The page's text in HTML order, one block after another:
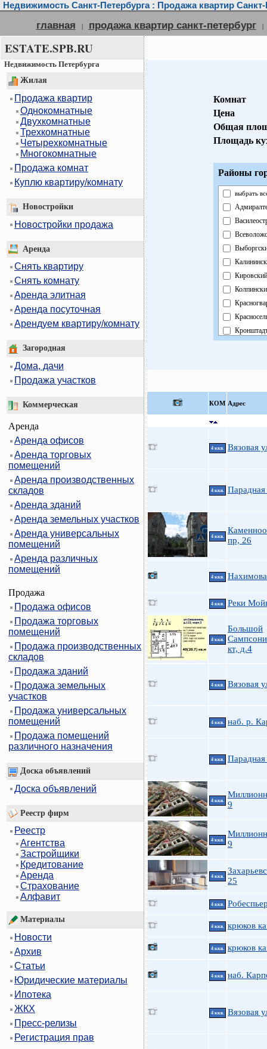
Недвижимость Санкт-Петербурга : Продажа квартир Санкт-
главная | продажа квартир санкт-петербург |
ESTATE.SPB.RU
Недвижимость Петербурга
Жилая
Продажа квартир
Однокомнатные
Двухкомнатные
Трехкомнатные
Четырехкомнатные
Многокомнатные
Продажа комнат
Куплю квартиру/комнату
Новостройки
Новостройки продажа
Аренда
Снять квартиру
Снять комнату
Аренда элитная
Аренда посуточная
Арендуем квартиру/комнату
Загородная
Дома, дачи
Продажа участков
Коммерческая
Аренда
Аренда офисов
Аренда торговых
помещений
Аренда производственных
складов
Аренда зданий
Аренда земельных участков
Аренда универсальных
помещений
Аренда различных
помещений
Продажа
Продажа офисов
Продажа торговых
помещений
Продажа производственных
складов
Продажа зданий
Продажа земельных
участков
Продажа универсальных
помещений
Продажа помещений
различного назначения
Доска объявлений
Доска объявлений
Реестр фирм
Реестр
Агентства
Застройщики
Кредитование
Аренда
Страхование
Алфавит
Материалы
Новости
Архив
Статьи
Юридические материалы
Ипотека
ЖКХ
Пресс-релизы
Регистрация прав
Комнат
Цена
Общая
Площадь
Районы
выбрать
Кировский
КOМ Адрес
4 ккв. Вязовая
4 ккв. Парадная
4 ккв.
пр, 26
4 ккв.
4 ккв. Реки
4 ккв.
Большой
кт, д.4
4 ккв. Вязовая
4 ккв. наб. р.
4 ккв. Парадная
4 ккв.
9
4 ккв.
9
4 ккв.
25
4 ккв.
4 ккв. крюков
4 ккв. крюков
4 ккв. наб.
4 ккв. Вязовая